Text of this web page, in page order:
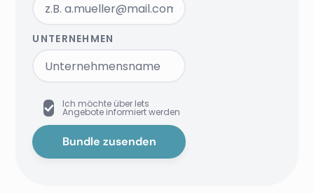
UNTERNEHMEN
Ich möchte über lets
Angebote informiert werden